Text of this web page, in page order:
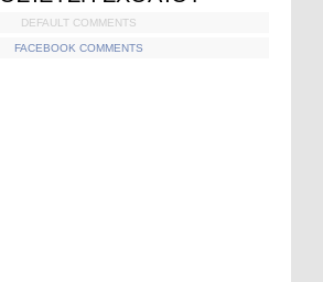
DEFAULT COMMENTS
FACEBOOK COMMENTS